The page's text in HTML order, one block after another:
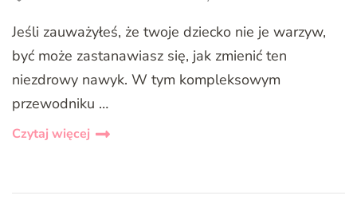
Jeśli zauważyłeś, że twoje dziecko nie je warzyw,
być może zastanawiasz się, jak zmienić ten
niezdrowy nawyk. W tym kompleksowym
przewodniku …
Czytaj więcej